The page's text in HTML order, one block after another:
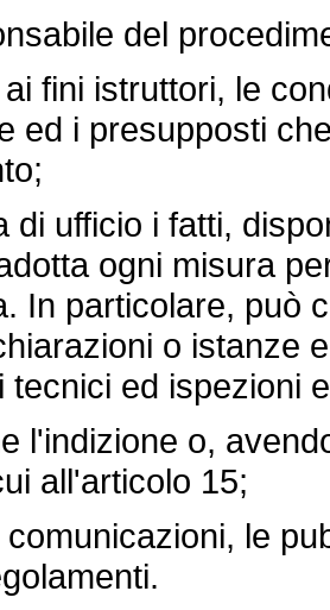
del
fini istruttori, le
ed i presupposti
ufficio i fatti,
ogni misura
In particolare, può
o istanze
tecnici ed ispezioni
o,
all'articolo 15;
le